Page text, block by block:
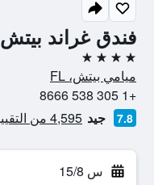
فندق غراند بيتش
4 نجوم
ميامي بيتش، FL
+1 305 538 8666
7.8 جيد 4,595 من التقييمات تم التحقق منها
س 15/8